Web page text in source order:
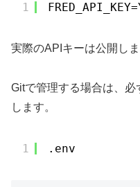
1
実際のAPIキーは公開しま
Gitで管理する場合は、必
します。
1 .env